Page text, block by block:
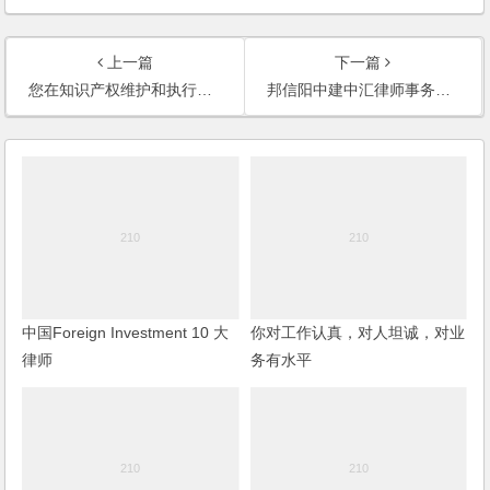
上一篇
您在知识产权维护和执行方面有着非常独特的见解
下一篇
邦信阳中建中汇律师事务所创始人丁晓文律师的评价
中国Foreign Investment 10 大
律师
你对工作认真，对人坦诚，对业
务有水平